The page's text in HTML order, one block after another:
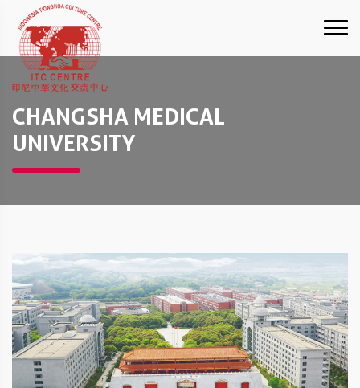
CHANGSHA MEDICAL
UNIVERSITY